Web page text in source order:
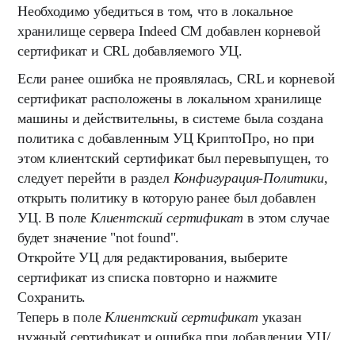
Необходимо убедиться в том, что в локальное
хранилище сервера Indeed CM добавлен корневой
сертификат и CRL добавляемого УЦ.
Если ранее ошибка не проявлялась, CRL и корневой
сертификат расположены в локальном хранилище
машины и действительны, в системе была создана
политика с добавленным УЦ КриптоПро, но при
этом клиентский сертификат был перевыпущен, то
следует перейти в раздел Конфигурация-Политики,
открыть политику в которую ранее был добавлен
УЦ. В полеКлиентский сертификат в этом случае
будет значение "not found".
Откройте УЦ для редактирования, выберите
сертификат из списка повторно и нажмите
Сохранить.
Теперь в полеКлиентский сертификат указан
нужный сертификат и ошибка при добавлении УЦ/